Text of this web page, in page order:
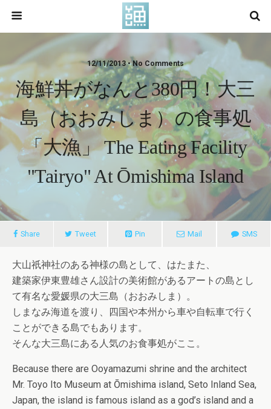
12/11/2013 • No Comments
海鮮丼がなんと380円！大三
島（おおみしま）の食事処
「大漁」 The Eating Facility
"Tairyo" At Ōmishima Island
Share Tweet Pin Mail SMS
大山祇神社のある神様の島として、はたまた、
建築家伊東豊雄さん設計の美術館があるアートの島とし
て有名な愛媛県の大三島（おおみしま）。
しまなみ海道を渡り、四国や本州から車や自転車で行く
ことができる島でもあります。
そんな大三島にある人気のお食事処がここ。
Because there are Ooyamazumi shrine and the architect
Mr. Toyo Ito Museum at Ōmishima island, Seto Inland Sea,
Japan, the island is famous island as a god’s island and a